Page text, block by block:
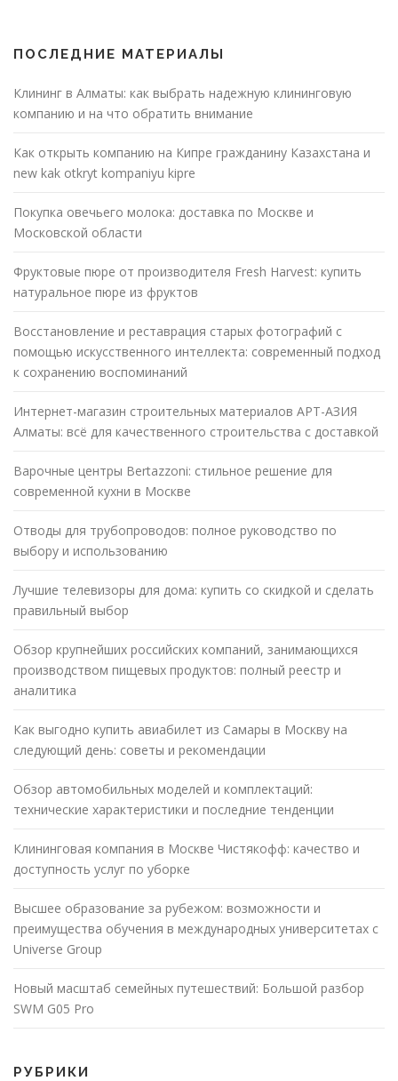
ПОСЛЕДНИЕ МАТЕРИАЛЫ
Клининг в Алматы: как выбрать надежную клининговую
компанию и на что обратить внимание
Как открыть компанию на Кипре гражданину Казахстана и
new kak otkryt kompaniyu kipre
Покупка овечьего молока: доставка по Москве и
Московской области
Фруктовые пюре от производителя Fresh Harvest: купить
натуральное пюре из фруктов
Восстановление и реставрация старых фотографий с
помощью искусственного интеллекта: современный подход
к сохранению воспоминаний
Интернет-магазин строительных материалов АРТ-АЗИЯ
Алматы: всё для качественного строительства с доставкой
Варочные центры Bertazzoni: стильное решение для
современной кухни в Москве
Отводы для трубопроводов: полное руководство по
выбору и использованию
Лучшие телевизоры для дома: купить со скидкой и сделать
правильный выбор
Обзор крупнейших российских компаний, занимающихся
производством пищевых продуктов: полный реестр и
аналитика
Как выгодно купить авиабилет из Самары в Москву на
следующий день: советы и рекомендации
Обзор автомобильных моделей и комплектаций:
технические характеристики и последние тенденции
Клининговая компания в Москве Чистякофф: качество и
доступность услуг по уборке
Высшее образование за рубежом: возможности и
преимущества обучения в международных университетах с
Universe Group
Новый масштаб семейных путешествий: Большой разбор
SWM G05 Pro
РУБРИКИ